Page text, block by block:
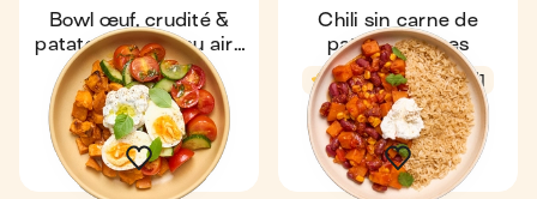
Bowl œuf, crudité &
patates douces au air-
fryer
25 min 1
Chili sin carne de
patates douces
4,5 26 min 1